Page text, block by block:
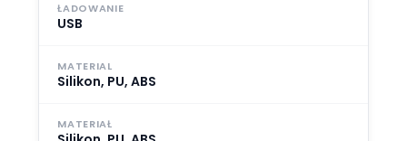
ŁADOWANIE
USB
MATERIAL
Silikon, PU, ABS
MATERIAŁ